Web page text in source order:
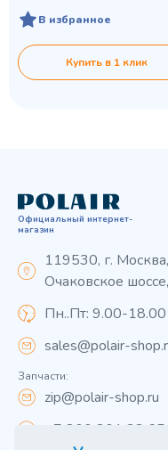
В избранное
Купить в 1 клик
Официальный интернет-
магазин
119530, г. Москва,
Очаковское
Пн..Пт: 9.00-18.00
sales@polair-
Запчасти:
zip@polair-shop.ru
+7 800 301 33 65